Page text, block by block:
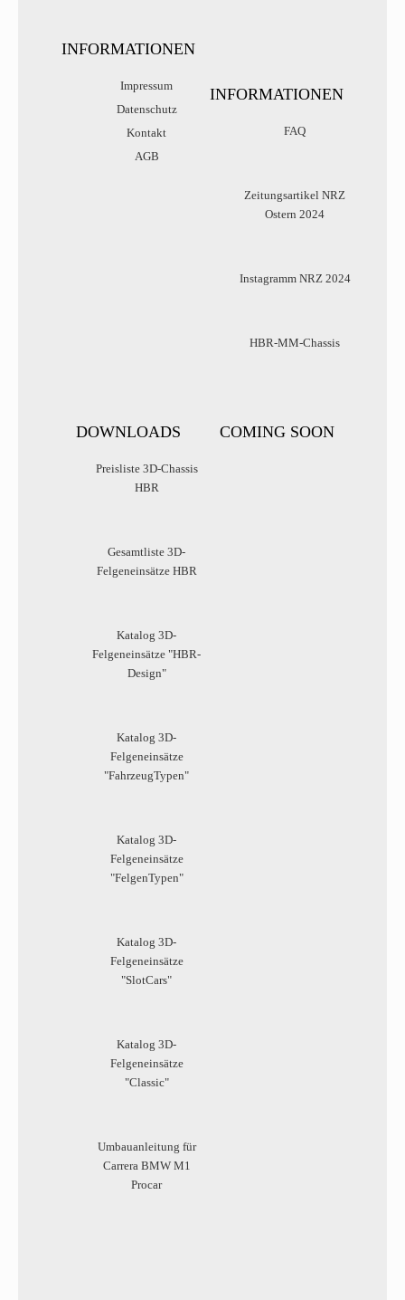
INFORMATIONEN
Impressum
Datenschutz
Kontakt
AGB
INFORMATIONEN
FAQ
Zeitungsartikel NRZ
Ostern 2024
Instagramm NRZ 2024
HBR-MM-Chassis
DOWNLOADS
Preisliste 3D-Chassis
HBR
Gesamtliste 3D-
Felgeneinsätze HBR
Katalog 3D-
Felgeneinsätze "HBR-
Design"
Katalog 3D-
Felgeneinsätze
"FahrzeugTypen"
Katalog 3D-
Felgeneinsätze
"FelgenTypen"
Katalog 3D-
Felgeneinsätze
"SlotCars"
Katalog 3D-
Felgeneinsätze
"Classic"
Umbauanleitung für
Carrera BMW M1
Procar
COMING SOON